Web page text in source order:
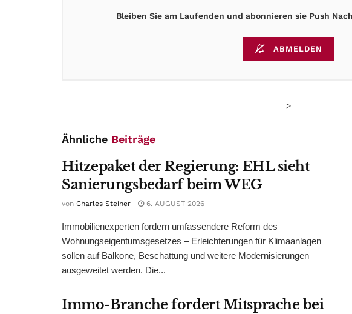
Bleiben Sie am Laufenden und abonnieren sie Push
ABMELDEN
>
Ähnliche Beiträge
Hitzepaket der Regierung: EHL sieht
Sanierungsbedarf beim WEG
von Charles Steiner 6. AUGUST 2026
Immobilienexperten fordern umfassendere Reform des
Wohnungseigentumsgesetzes – Erleichterungen für Klimaanlagen
sollen auf Balkone, Beschattung und weitere Modernisierungen
ausgeweitet werden. Die...
Immo-Branche fordert Mitsprache bei